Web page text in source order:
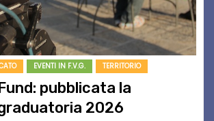
EVENTI IN F.V.G. TERRITORIO
pubblicata la
2026